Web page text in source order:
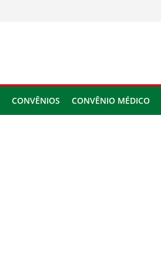
CONVÊNIOS CONVÊNIO MÉDICO